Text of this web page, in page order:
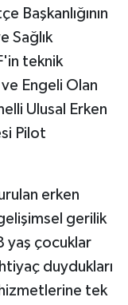
Başkanlığının
Sağlık
teknik
Engeli Olan
Ulusal Erken
Pilot
erken
gerilik
yaş çocuklar
duydukları
tek